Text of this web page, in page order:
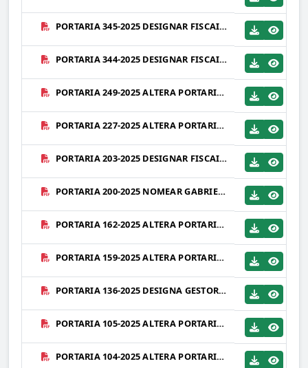
PORTARIA 345-2025 DESIGNAR FISCAIS DO CONTRATO 041-2025 - FUTURE SOLUÇÕES EM CONSTRUÇÕES.PDF
PORTARIA 344-2025 DESIGNAR FISCAIS DO CONTRATO 040-2025 - FUTURE SOLUÇÕES EM CONSTRUÇÕES.PDF
PORTARIA 249-2025 ALTERA PORTARIA 136-2025 - DESIGNA GESTORES DE CONTRATO.PDF
PORTARIA 227-2025 ALTERA PORTARIA 397-2024 - FISCAIS DE OBRAS - CONTRATO 098-2024 - PRO SOLUÇÕES SERVIÇOS.PDF
PORTARIA 203-2025 DESIGNAR FISCAIS DO CONTRATO 003-2025 - COMPROMISSO AMBIENTAL.PDF
PORTARIA 200-2025 NOMEAR GABRIELLE CITRÂNGULO DUTRA - DIVISÃO DE CONTROLE DE CONVÊNIOS E CONTRATOS.PDF
PORTARIA 162-2025 ALTERA PORTARIA 136-2025 - DESIGNA GESTORES DE CONTRATO.PDF
PORTARIA 159-2025 ALTERA PORTARIA 207-2024 - FISCAIS DE OBRAS - CONTRATO 038-2022 - JMR ENGENHARIA.PDF
PORTARIA 136-2025 DESIGNA GESTORES DE CONTRATO QUE ESPECIFICA - REVOGA PORTARIA 048-2024 E ALTERAÇÕES.PDF
PORTARIA 105-2025 ALTERA PORTARIA 433-2024 - FISCAIS DE OBRAS - CONTRATO 117-2024 - EWW INCORPORAÇÕES E SERVIÇOS LTDA - ME.PDF
PORTARIA 104-2025 ALTERA PORTARIA 422-2024 - FISCAIS DE OBRAS - CONTRATO 113-2024 - ALTERNATIVA ELÉTRICA.PDF